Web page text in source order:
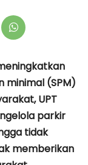
minimal (SPM)
UPT
parkir
tidak
memberikan